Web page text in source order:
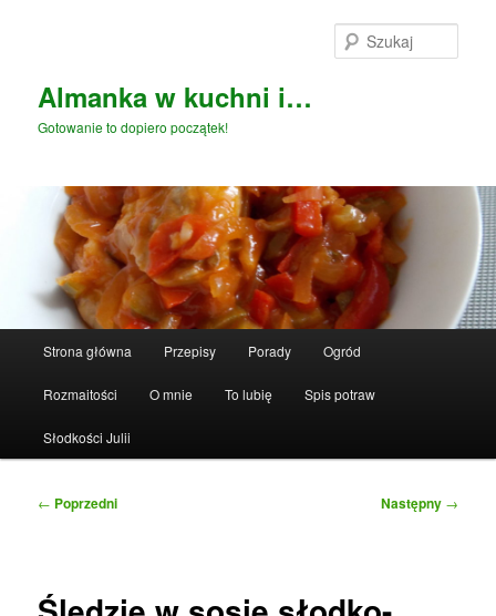
Almanka w kuchni i…
Gotowanie to dopiero początek!
Strona główna Przepisy Porady Ogród
Rozmaitości O mnie To lubię Spis potraw
Słodkości Julii
Nawigacja
← Poprzedni Następny →